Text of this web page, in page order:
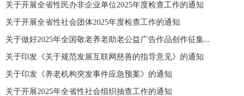
关于开展全省性民办非企业单位2025年度检查工作的通知
关于开展全省性社会团体2025年度检查工作的通知
关于做好2025年全国敬老养老助老公益广告作品创作征集...
关于印发《关于规范发展互联网慈善的指导意见》的通知
关于印发《养老机构突发事件应急预案》的通知
关于开展2025年全省性社会组织抽查工作的通知